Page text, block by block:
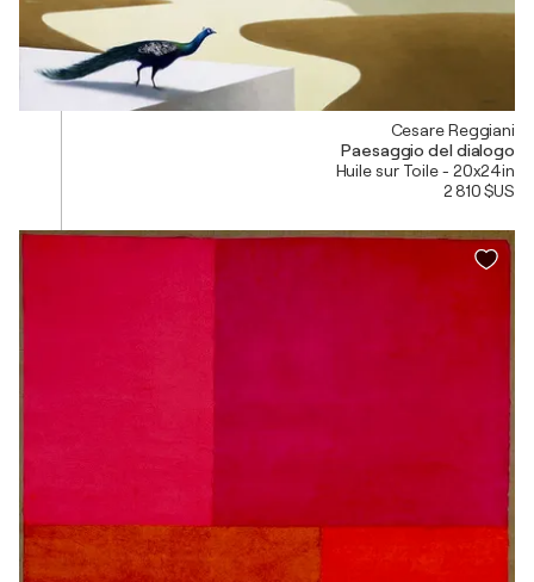
Cesare Reggiani
Paesaggio del dialogo
Huile sur Toile - 20x24in
2 810 $US